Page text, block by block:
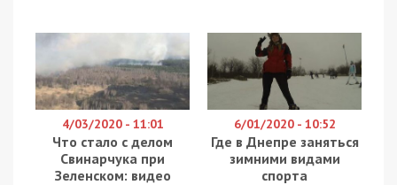
4/03/2020 - 11:01
Что стало с делом
Свинарчука при
Зеленском: видео
6/01/2020 - 10:52
Где в Днепре заняться
зимними видами
спорта